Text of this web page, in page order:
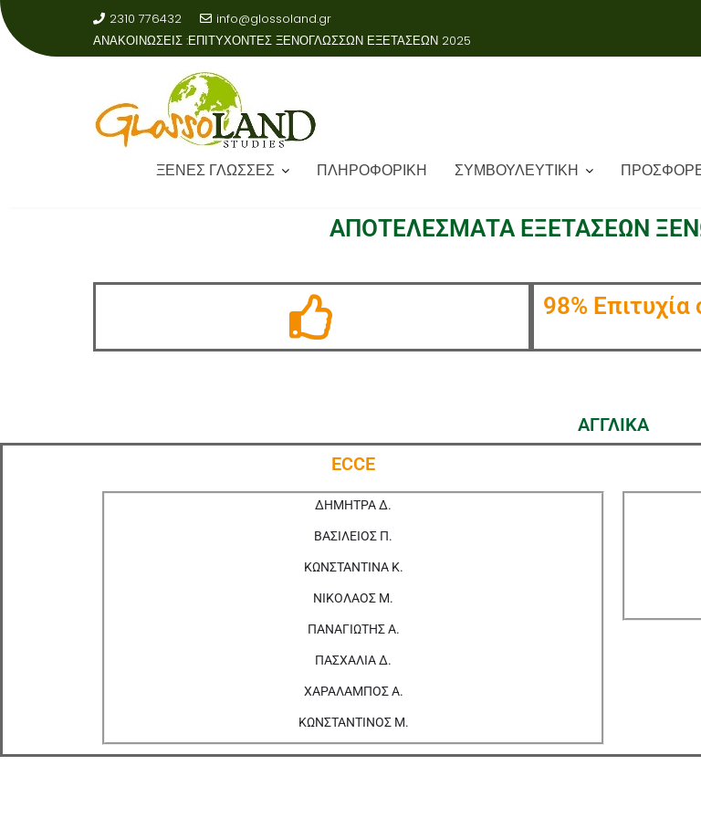
2310 776432
info@glossoland.gr
ΑΝΑΚΟΙΝΩΣΕΙΣ :
ΞΕΝΕΣ ΓΛΩΣΣΕΣ ΠΛΗΡΟΦΟΡΙΚΗ ΣΥΜΒΟΥΛΕΥΤΙΚΗ
ΑΠΟΤΕΛΕΣΜΑΤΑ ΕΞΕΤΑΣΕΩΝ
98%
ΑΓΓΛΙΚΑ
ECCE
ΔΗΜΗΤΡΑ Δ.
ΒΑΣΙΛΕΙΟΣ Π.
ΚΩΝΣΤΑΝΤΙΝΑ Κ.
ΝΙΚΟΛΑΟΣ Μ.
ΠΑΝΑΓΙΩΤΗΣ Α.
ΠΑΣΧΑΛΙΑ Δ.
ΧΑΡΑΛΑΜΠΟΣ Α.
ΚΩΝΣΤΑΝΤΙΝΟΣ Μ.